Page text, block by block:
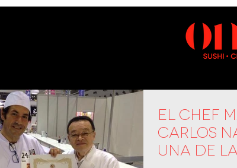
El chef
Carlos
una de